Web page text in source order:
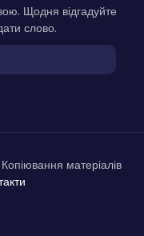
Щодня відгадуйте
слово.
матеріалів